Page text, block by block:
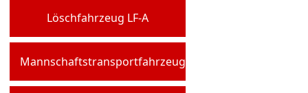
Löschfahrzeug LF-A
Mannschaftstransportfahrzeug